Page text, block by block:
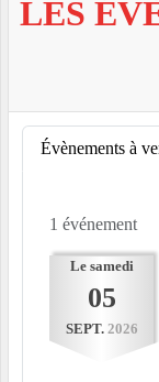
LES
Évènements à
1 événement
Le samedi
05
SEPT. 2026